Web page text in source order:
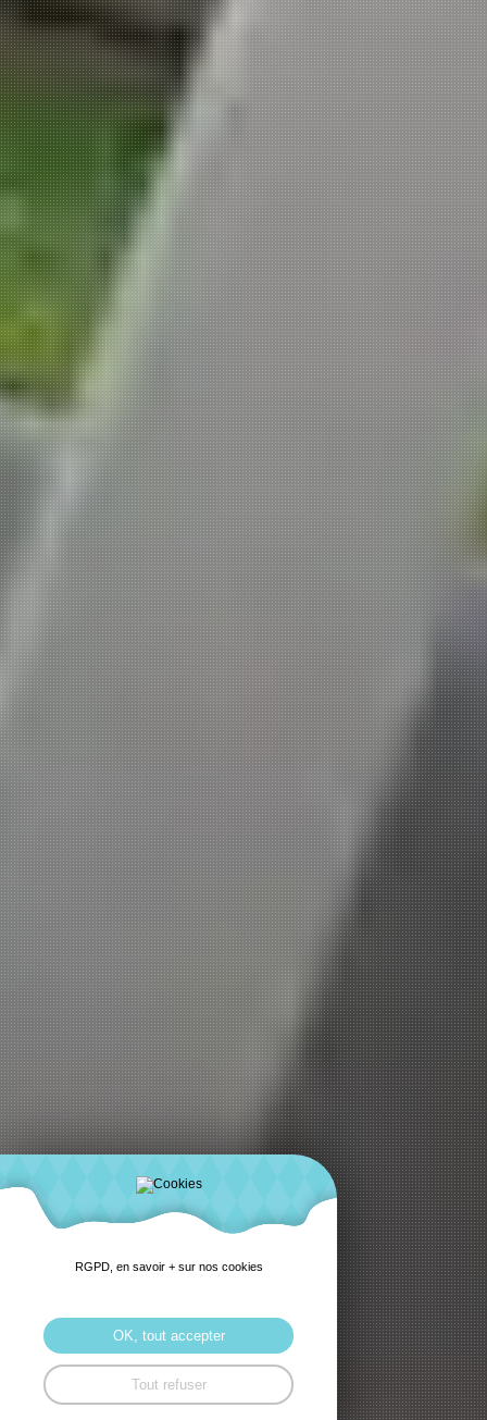
RGPD, en savoir + sur nos cookies
OK, tout accepter
Tout refuser